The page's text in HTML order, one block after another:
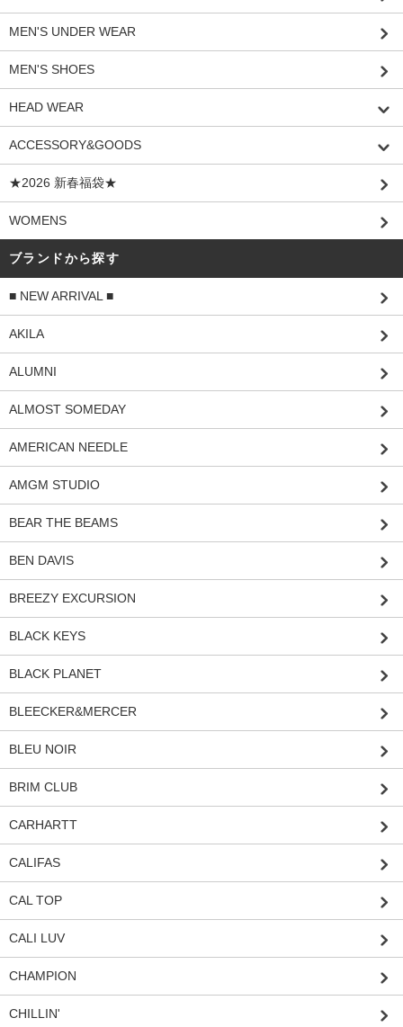
MEN'S UNDER WEAR
MEN'S SHOES
HEAD WEAR
ACCESSORY&GOODS
★2026 新春福袋★
WOMENS
ブランドから探す
■ NEW ARRIVAL ■
AKILA
ALUMNI
ALMOST SOMEDAY
AMERICAN NEEDLE
AMGM STUDIO
BEAR THE BEAMS
BEN DAVIS
BREEZY EXCURSION
BLACK KEYS
BLACK PLANET
BLEECKER&MERCER
BLEU NOIR
BRIM CLUB
CARHARTT
CALIFAS
CAL TOP
CALI LUV
CHAMPION
CHILLIN'